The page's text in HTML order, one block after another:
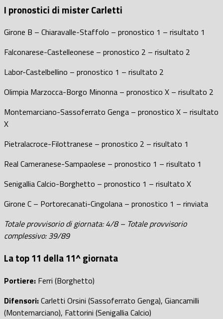
I pronostici di mister Carletti
Girone B – Chiaravalle-Staffolo – pronostico 1 – risultato 1
Falconarese-Castelleonese – pronostico 2 – risultato 2
Labor-Castelbellino – pronostico 1 – risultato 2
Olimpia Marzocca-Borgo Minonna – pronostico X – risultato 2
Montemarciano-Sassoferrato Genga – pronostico X – risultato
X
Pietralacroce-Filottranese – pronostico 2 – risultato 1
Real Cameranese-Sampaolese – pronostico 1 – risultato 1
Senigallia Calcio-Borghetto – pronostico 1 – risultato X
Girone C – Portorecanati-Cingolana – pronostico 1 – rinviata
Totale provvisorio di giornata: 4/8 – Totale provvisorio
complessivo: 39/89
La top 11 della 11^ giornata
Portiere: Ferri (Borghetto)
Difensori:Carletti Orsini (Sassoferrato Genga), Giancamilli
(Montemarciano), Fattorini (Senigallia Calcio)